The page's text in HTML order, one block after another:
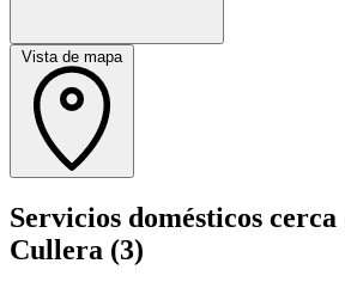
Vista de mapa
Servicios domésticos cerca
Cullera (3)